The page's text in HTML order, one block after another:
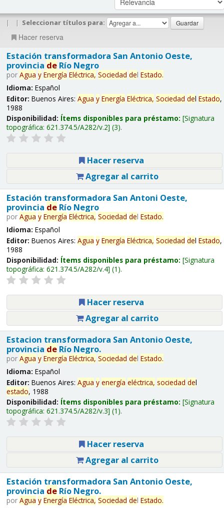
| | Seleccionar títulos para:
Hacer reserva
Estación transformadora San Antonio Oeste,
provincia deRío Negro
por Agua y Energía Eléctrica, Sociedad del Estado.
Idioma: Español
Editor: Buenos Aires: Agua y Energía Eléctrica, Sociedad del Estado,
1988
Disponibilidad: Ítems disponibles para préstamo: Signatura
topográfica: 621.374.5/A282/v.2 (3).
Hacer reserva
Agregar al carrito
Estación transformadora San Antoni Oeste,
provincia deRío Negro
por Agua y Energía Eléctrica, Sociedad del Estado.
Idioma: Español
Editor: Buenos Aires: Agua y Energía Eléctrica, Sociedad del Estado,
1988
Disponibilidad: Ítems disponibles para préstamo: Signatura
topográfica: 621.374.5/A282/v.4 (1).
Hacer reserva
Agregar al carrito
Estacion transformadora San Antonio Oeste,
provincia deRío Negro.
por Agua y Energía Eléctrica, Sociedad del Estado.
Idioma: Español
Editor: Buenos Aires: Agua y energía eléctrica, sociedad del
estado, 1988
Disponibilidad: Ítems disponibles para préstamo: Signatura
topográfica: 621.374.5/A282/v.3 (1).
Hacer reserva
Agregar al carrito
Estación transformadora San Antonio Oeste,
provincia deRío Negro.
por Agua y Energía Eléctrica, Sociedad del Estado.